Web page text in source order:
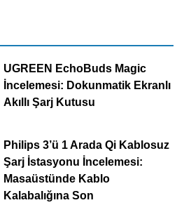
UGREEN EchoBuds Magic
İncelemesi: Dokunmatik Ekranlı
Akıllı Şarj Kutusu
Philips 3’ü 1 Arada Qi Kablosuz
Şarj İstasyonu İncelemesi:
Masaüstünde Kablo
Kalabalığına Son